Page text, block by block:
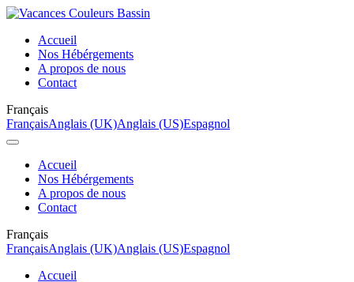
Accueil
Nos Hébérgements
A propos de nous
Contact
Français
FrançaisAnglais (UK)Anglais (US)Espagnol
Accueil
Nos Hébérgements
A propos de nous
Contact
Français
FrançaisAnglais (UK)Anglais (US)Espagnol
Accueil